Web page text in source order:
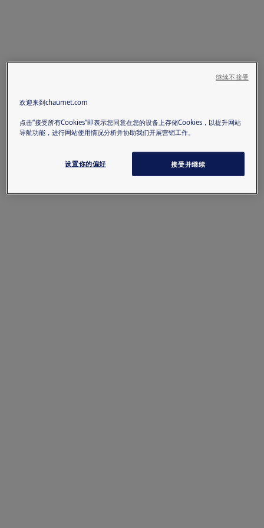
欢迎来到chaumet.com
点击“接受所有Cookies”即表示您同意在您的设备上存储Cookies，以提升网站
导航功能，进行网站使用情况分析并协助我们开展营销工作。
设置你的偏好 接受并继续
继续不接受